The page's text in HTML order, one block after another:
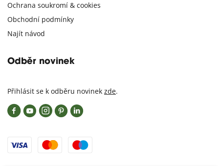
Ochrana soukromí & cookies
Obchodní podmínky
Najít návod
Odběr novinek
Přihlásit se k odběru novinek zde.